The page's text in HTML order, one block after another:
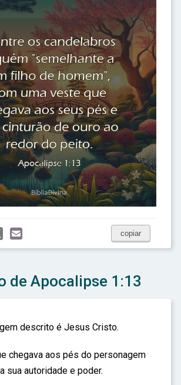
copiar
de Apocalipse 1:13
descrito é Jesus Cristo.
chegava aos pés do personagem
sua autoridade e poder.